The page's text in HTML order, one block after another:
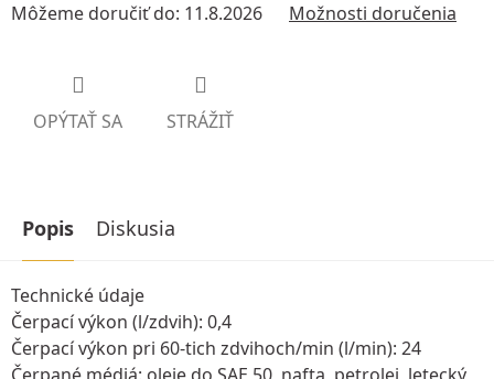
Môžeme doručiť do: 11.8.2026 Možnosti doručenia
OPÝTAŤ SA STRÁŽIŤ
Popis Diskusia
Technické údaje
Čerpací výkon (l/zdvih): 0,4
Čerpací výkon pri 60-tich zdvihoch/min (l/min): 24